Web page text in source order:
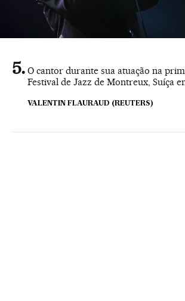
O cantor durante sua atuação na
Festival de Jazz de Montreux, Suíça
VALENTIN FLAURAUD (REUTERS)